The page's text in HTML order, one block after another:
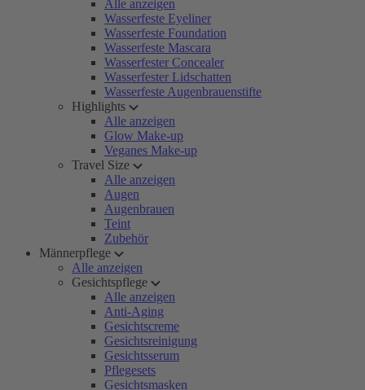
Alle anzeigen
Wasserfeste Eyeliner
Wasserfeste Foundation
Wasserfeste Mascara
Wasserfester Concealer
Wasserfester Lidschatten
Wasserfeste Augenbrauenstifte
Highlights
Alle anzeigen
Glow Make-up
Veganes Make-up
Travel Size
Alle anzeigen
Augen
Augenbrauen
Teint
Zubehör
Männerpflege
Alle anzeigen
Gesichtspflege
Alle anzeigen
Anti-Aging
Gesichtscreme
Gesichtsreinigung
Gesichtsserum
Pflegesets
Gesichtsmasken